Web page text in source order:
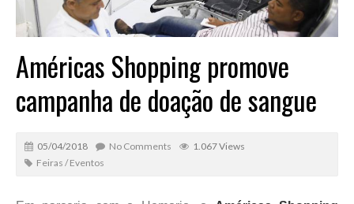
Américas Shopping promove
campanha de doação de sangue
05/04/2018 No Comments
1.067 Views
Feiras / Eventos